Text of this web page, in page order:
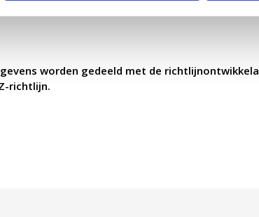
worden gedeeld met de
richtlijn.